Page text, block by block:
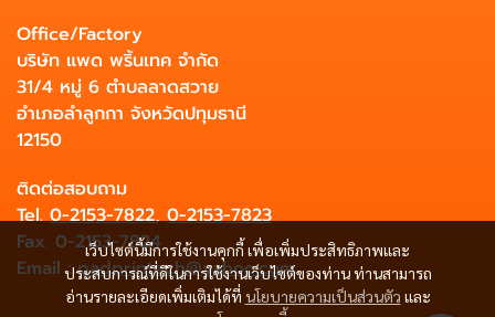
เว็บไซต์นี้มีการใช้งานคุกกี้ เพื่อเพิ่มประสิทธิภาพและ
ประสบการณ์ที่ดีในการใช้งานเว็บไซต์ของท่าน ท่านสามารถ
อ่านรายละเอียดเพิ่มเติมได้ที่ นโยบายความเป็นส่วนตัว และ
Office/Factory
บริษัท แพด พริ้นเทค จำกัด
31/4 หมู่ 6 ตำบลลาดสวาย
อำเภอลำลูกกา จังหวัดปทุมธานี
12150
ติดต่อสอบถาม
Tel.0-2153-7822,0-2153-7823
Fax. 0-2153-7824
Email :padprintech@yahoo.com